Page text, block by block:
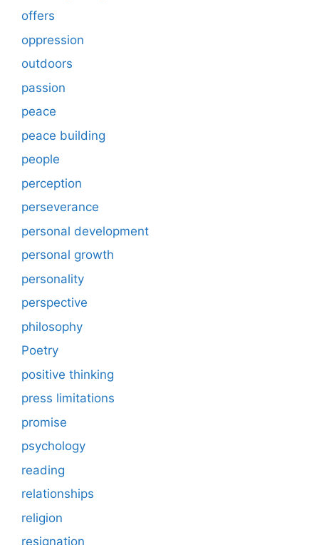
offers
oppression
outdoors
passion
peace
peace building
people
perception
perseverance
personal development
personal growth
personality
perspective
philosophy
Poetry
positive thinking
press limitations
promise
psychology
reading
relationships
religion
resignation